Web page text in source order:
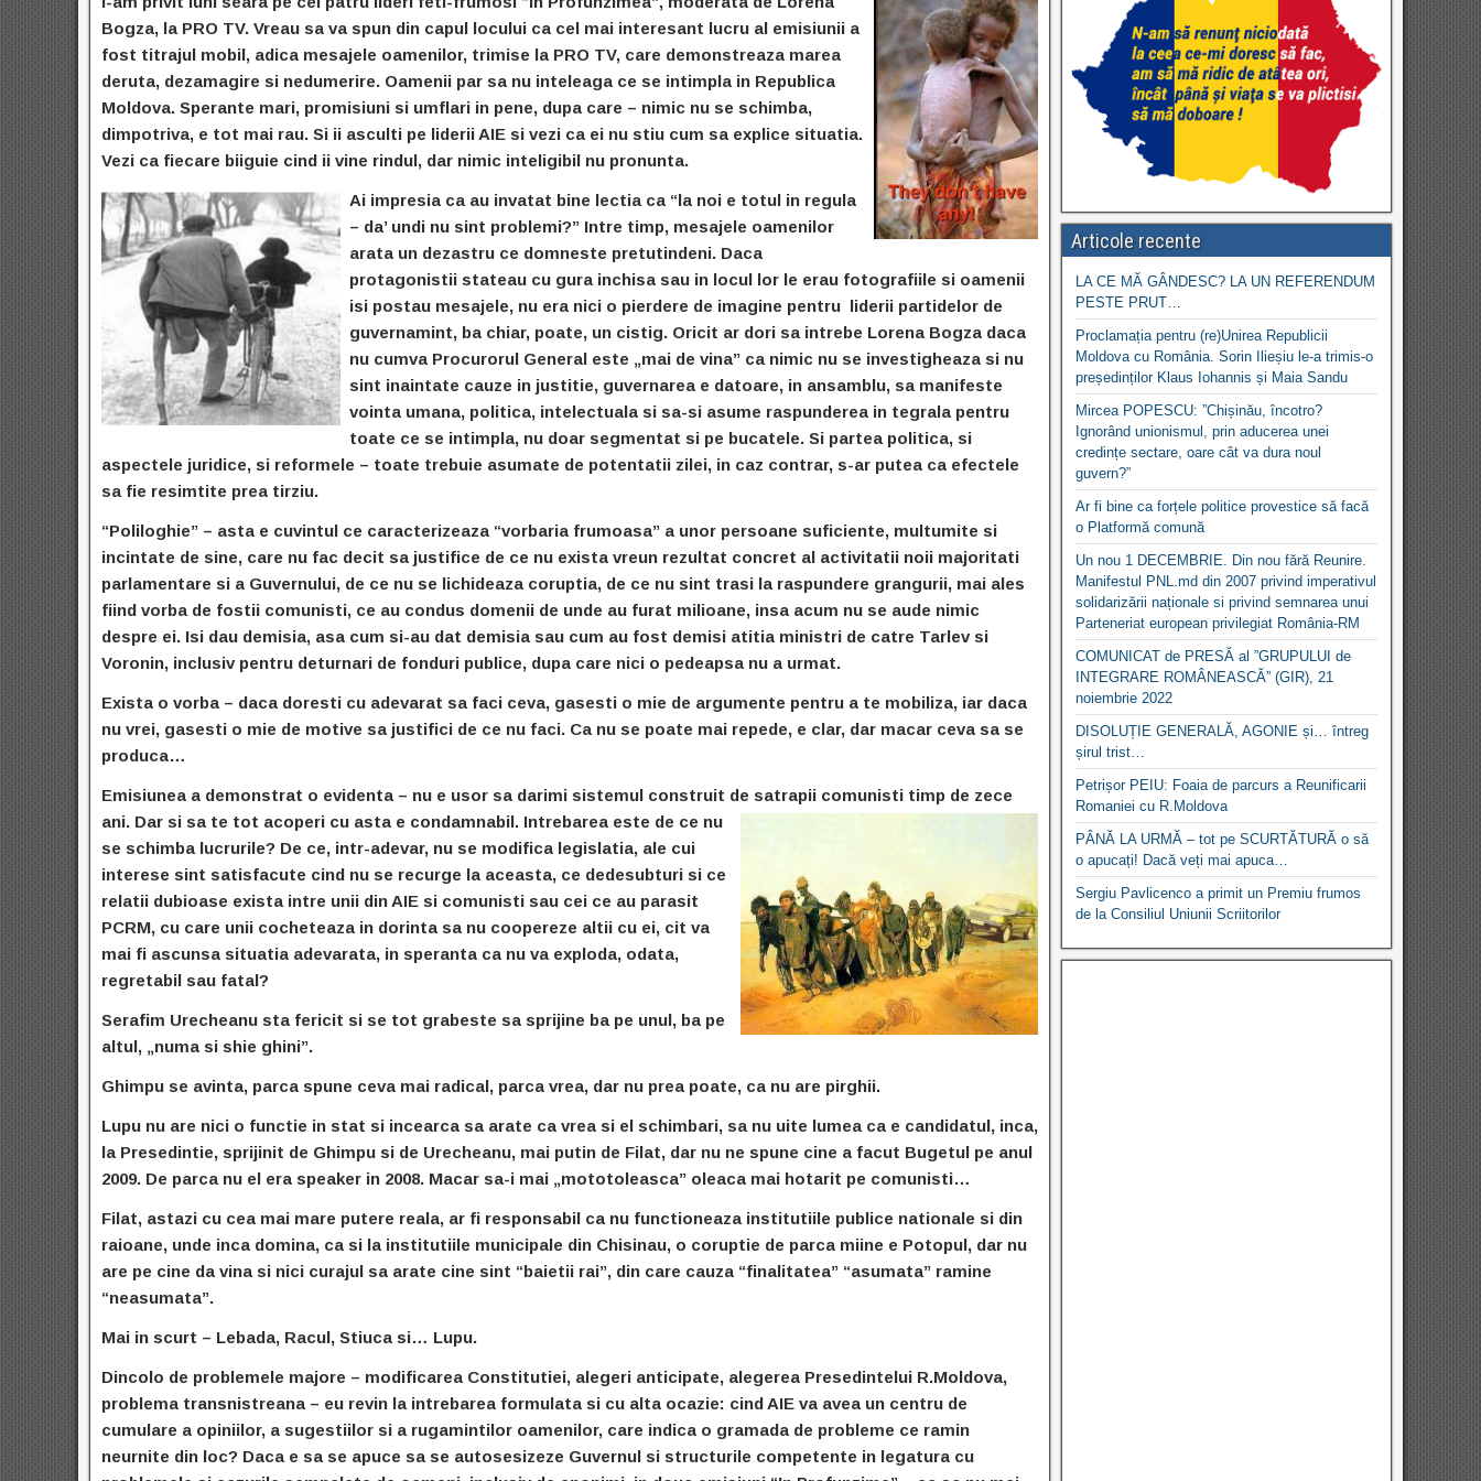
Bogza, la PRO TV. Vreau sa va spun din capul locului ca cel mai interesant lucru al emisiunii a
fost titrajul mobil, adica mesajele oamenilor, trimise la PRO TV, care demonstreaza marea
deruta, dezamagire si nedumerire. Oamenii par sa nu inteleaga ce se intimpla in Republica
Moldova. Sperante mari, promisiuni si umflari in pene, dupa care – nimic nu se schimba,
dimpotriva, e tot mai rau. Si ii asculti pe liderii AIE si vezi ca ei nu stiu cum sa explice situatia.
Vezi ca fiecare biiguie cind ii vine rindul, dar nimic inteligibil nu pronunta.
Ai impresia ca au invatat bine lectia ca “la noi e totul in regula
– da’ undi nu sint problemi?” Intre timp, mesajele oamenilor
arata un dezastru ce domneste pretutindeni. Daca
protagonistii stateau cu gura inchisa sau in locul lor le erau fotografiile si oamenii
isi postau mesajele, nu era nici o pierdere de imagine pentru liderii partidelor de
guvernamint, ba chiar, poate, un cistig. Oricit ar dori sa intrebe Lorena Bogza daca
nu cumva Procurorul General este „mai de vina” ca nimic nu se investigheaza si nu
sint inaintate cauze in justitie, guvernarea e datoare, in ansamblu, sa manifeste
vointa umana, politica, intelectuala si sa-si asume raspunderea in tegrala pentru
toate ce se intimpla, nu doar segmentat si pe bucatele. Si partea politica, si
aspectele juridice, si reformele – toate trebuie asumate de potentatii zilei, in caz contrar, s-ar putea ca efectele
sa fie resimtite prea tirziu.
“Poliloghie” – asta e cuvintul ce caracterizeaza “vorbaria frumoasa” a unor persoane suficiente, multumite si
incintate de sine, care nu fac decit sa justifice de ce nu exista vreun rezultat concret al activitatii noii majoritati
parlamentare si a Guvernului, de ce nu se lichideaza coruptia, de ce nu sint trasi la raspundere grangurii, mai ales
fiind vorba de fostii comunisti, ce au condus domenii de unde au furat milioane, insa acum nu se aude nimic
despre ei. Isi dau demisia, asa cum si-au dat demisia sau cum au fost demisi atitia ministri de catre Tarlev si
Voronin, inclusiv pentru deturnari de fonduri publice, dupa care nici o pedeapsa nu a urmat.
Exista o vorba – daca doresti cu adevarat sa faci ceva, gasesti o mie de argumente pentru a te mobiliza, iar daca
nu vrei, gasesti o mie de motive sa justifici de ce nu faci. Ca nu se poate mai repede, e clar, dar macar ceva sa se
produca…
Emisiunea a demonstrat o evidenta – nu e usor sa darimi sistemul construit de satrapii comunisti timp de zece
ani. Dar si sa te tot acoperi cu asta e condamnabil. Intrebarea este de ce nu
se schimba lucrurile? De ce, intr-adevar, nu se modifica legislatia, ale cui
interese sint satisfacute cind nu se recurge la aceasta, ce dedesubturi si ce
relatii dubioase exista intre unii din AIE si comunisti sau cei ce au parasit
PCRM, cu care unii cocheteaza in dorinta sa nu coopereze altii cu ei, cit va
mai fi ascunsa situatia adevarata, in speranta ca nu va exploda, odata,
regretabil sau fatal?
Serafim Urecheanu sta fericit si se tot grabeste sa sprijine ba pe unul, ba pe
altul, „numa si shie ghini”.
Ghimpu se avinta, parca spune ceva mai radical, parca vrea, dar nu prea poate, ca nu are pirghii.
Lupu nu are nici o functie in stat si incearca sa arate ca vrea si el schimbari, sa nu uite lumea ca e candidatul, inca,
la Presedintie, sprijinit de Ghimpu si de Urecheanu, mai putin de Filat, dar nu ne spune cine a facut Bugetul pe anul
2009. De parca nu el era speaker in 2008. Macar sa-i mai „mototoleasca” oleaca mai hotarit pe comunisti…
Filat, astazi cu cea mai mare putere reala, ar fi responsabil ca nu functioneaza institutiile publice nationale si din
raioane, unde inca domina, ca si la institutiile municipale din Chisinau, o coruptie de parca miine e Potopul, dar nu
are pe cine da vina si nici curajul sa arate cine sint “baietii rai”, din care cauza “finalitatea” “asumata” ramine
“neasumata”.
Mai in scurt – Lebada, Racul, Stiuca si… Lupu.
Dincolo de problemele majore – modificarea Constitutiei, alegeri anticipate, alegerea Presedintelui R.Moldova,
problema transnistreana – eu revin la intrebarea formulata si cu alta ocazie: cind AIE va avea un centru de
cumulare a opiniilor, a sugestiilor si a rugamintilor oamenilor, care indica o gramada de probleme ce ramin
neurnite din loc? Daca e sa se apuce sa se autosesizeze Guvernul si structurile competente in legatura cu
Articole recente
LA CE MĂ GÂNDESC? LA UN REFERENDUM
PESTE PRUT…
Proclamația pentru (re)Unirea Republicii
Moldova cu România. Sorin Ilieșiu le-a trimis-o
președinților Klaus Iohannis și Maia Sandu
Mircea POPESCU: ”Chișinău, încotro?
Ignorând unionismul, prin aducerea unei
credințe sectare, oare cât va dura noul
guvern?”
Ar fi bine ca forțele politice provestice să facă
o Platformă comună
Un nou 1 DECEMBRIE. Din nou fără Reunire.
Manifestul PNL.md din 2007 privind imperativul
solidarizării naționale si privind semnarea unui
Parteneriat european privilegiat România-RM
COMUNICAT de PRESĂ al ”GRUPULUI de
INTEGRARE ROMÂNEASCĂ” (GIR), 21
noiembrie 2022
DISOLUȚIE GENERALĂ, AGONIE și… întreg
șirul trist…
Petrișor PEIU: Foaia de parcurs a Reunificarii
Romaniei cu R.Moldova
PÂNĂ LA URMĂ – tot pe SCURTĂTURĂ o să
o apucați! Dacă veți mai apuca…
Sergiu Pavlicenco a primit un Premiu frumos
de la Consiliul Uniunii Scriitorilor